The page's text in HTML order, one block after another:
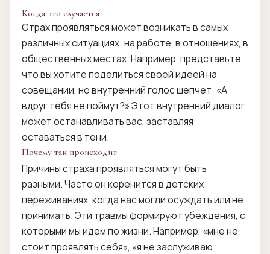
Когда это случается
Страх проявляться может возникать в самых
различных ситуациях: на работе, в отношениях, в
общественных местах. Например, представьте,
что вы хотите поделиться своей идеей на
совещании, но внутренний голос шепчет: «А
вдруг тебя не поймут?» Этот внутренний диалог
может останавливать вас, заставляя
оставаться в тени.
Почему так происходит
Причины страха проявляться могут быть
разными. Часто он коренится в детских
переживаниях, когда нас могли осуждать или не
принимать. Эти травмы формируют убеждения, с
которыми мы идем по жизни. Например, «мне не
стоит проявлять себя», «я не заслуживаю